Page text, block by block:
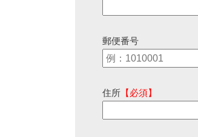
郵便番号
住所 【必須】